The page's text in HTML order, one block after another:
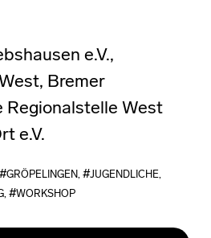
e.V.,
Bremer
Regionalstelle West
e.V.
GRÖPELINGEN, JUGENDLICHE,
, WORKSHOP